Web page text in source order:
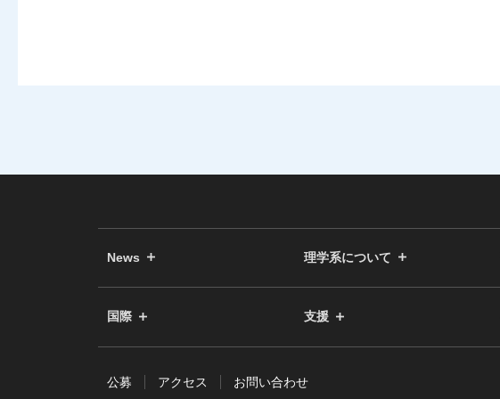
News 理学系について
国際 支援
公募 アクセス お問い合わせ